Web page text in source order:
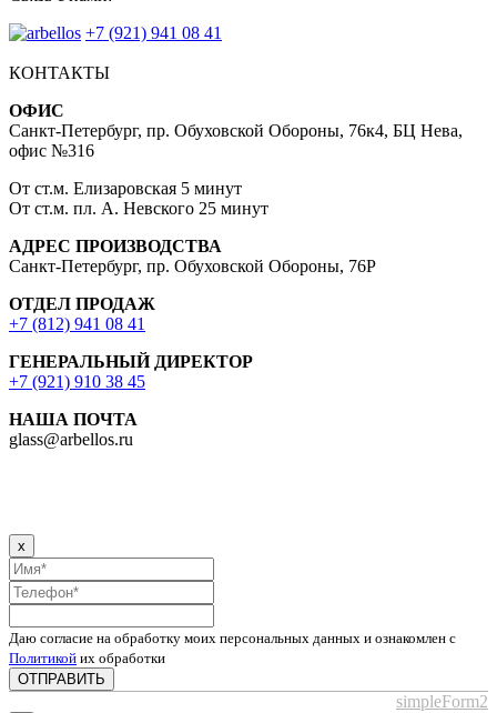
+7 (921) 941 08 41
КОНТАКТЫ
ОФИС
Санкт-Петербург, пр. Обуховской Обороны, 76к4, БЦ Нева,
офис №316
От ст.м. Елизаровская 5 минут
От ст.м. пл. А. Невского 25 минут
АДРЕС ПРОИЗВОДСТВА
Санкт-Петербург, пр. Обуховской Обороны, 76Р
ОТДЕЛ ПРОДАЖ
+7 (812) 941 08 41
ГЕНЕРАЛЬНЫЙ ДИРЕКТОР
+7 (921) 910 38 45
НАША ПОЧТА
glass@arbellos.ru
x
Даю согласие на обработку моих персональных данных и ознакомлен с
Политикой их обработки
ОТПРАВИТЬ
simpleForm2